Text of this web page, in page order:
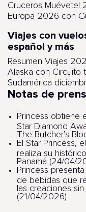
Cruceros Muévete!
Europa 2026 con
Viajes con
español y más
Resumen Viajes
Alaska con Circuito
Sudamérica
Notas de
Princess obtiene
Star Diamond
The Butcher’s
El Star Princess,
realiza su
Panamá (24/04/
Princess
de bebidas que
las creaciones
(21/04/2026)